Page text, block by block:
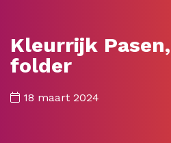
Kleurrijk
folder
18 maart 2024